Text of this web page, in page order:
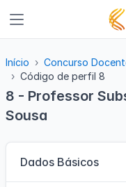
Início
Concurso
Código de perfil 8
8 - Professor
Sousa
Dados Básicos